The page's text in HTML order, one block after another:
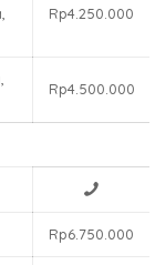
Rp4.250.000
Rp4.500.000
Rp6.750.000